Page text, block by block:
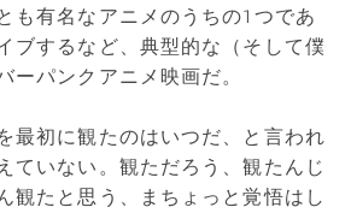
も有名なアニメのうちの1つであ
ブするなど、典型的な（そして僕
ーパンクアニメ映画だ。
最初に観たのはいつだ、と言われ
ていない。観ただろう、観たんじ
観たと思う、まちょっと覚悟はし